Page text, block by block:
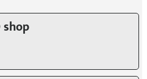
shop